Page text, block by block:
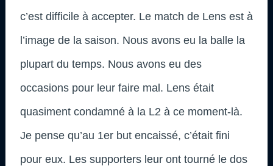
c’est difficile à accepter. Le match de Lens est à
l’image de la saison. Nous avons eu la balle la
plupart du temps. Nous avons eu des
occasions pour leur faire mal. Lens était
quasiment condamné à la L2 à ce moment-là.
Je pense qu’au 1er but encaissé, c’était fini
pour eux. Les supporters leur ont tourné le dos